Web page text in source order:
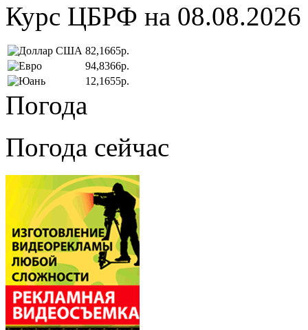
Курс ЦБРФ на 08.08.2026
82,1665р.
94,8366р.
12,1655р.
Погода
Погода сейчас